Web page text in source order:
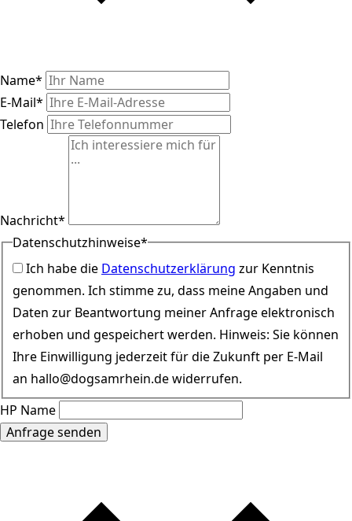
Name*
E-Mail*
Telefon
Nachricht*
Datenschutzhinweise*
Ich habe die Datenschutzerklärung zur Kenntnis
genommen. Ich stimme zu, dass meine Angaben und
Daten zur Beantwortung meiner Anfrage elektronisch
erhoben und gespeichert werden. Hinweis: Sie können
Ihre Einwilligung jederzeit für die Zukunft per E-Mail
an hallo@dogsamrhein.de widerrufen.
HP Name
Anfrage senden